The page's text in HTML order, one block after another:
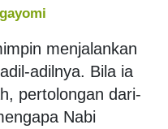
menjalankan
adilnya. Bila ia
pertolongan dari-
Nabi